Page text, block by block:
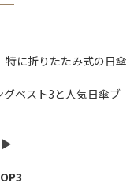
特に折りたたみ式の日傘
ベスト3と人気日傘ブ
▶︎